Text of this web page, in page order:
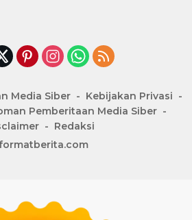
Media Siber
Kebijakan Privasi
Pemberitaan Media Siber
Redaksi